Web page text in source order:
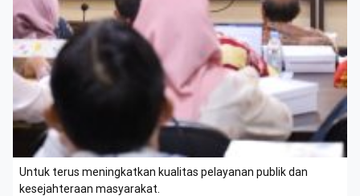
Untuk terus meningkatkan kualitas pelayanan publik dan
kesejahteraan masyarakat.